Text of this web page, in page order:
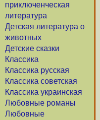
приключенческая
литература
Детская литература о
животных
Детские сказки
Классика
Классика русская
Классика советская
Классика украинская
Любовные романы
Любовные